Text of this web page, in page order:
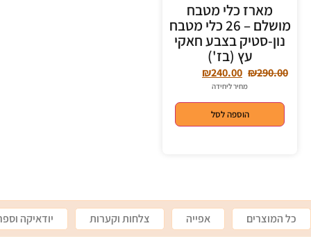
מארז כלי מטבח
מושלם – 26 כלי מטבח
נון-סטיק בצבע חאקי
עץ (בז')
₪290.00
₪240.00
מחיר ליחידה
הוספה לסל
כל המוצרים אפייה צלחות וקערות יודאיקה